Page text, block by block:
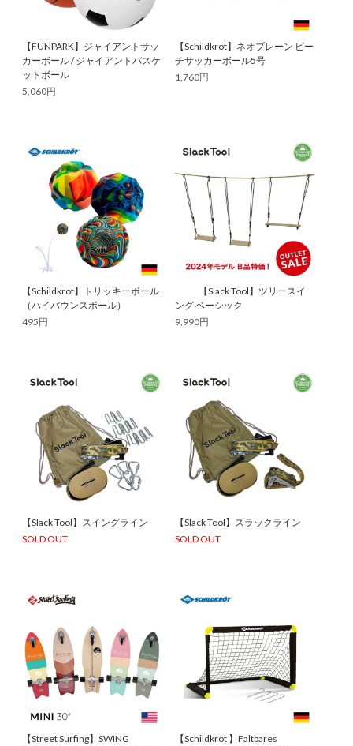
【FUNPARK】ジャイアントサッ
カーボール / ジャイアントバスケ
ットボール
5,060円
【Schildkrot】ネオプレーン ビー
チサッカーボール5号
1,760円
【Schildkrot】トリッキーボール
（ハイバウンスボール）
495円
【Slack Tool】ツリースイ
ング ベーシック
9,990円
【Slack Tool】スイングライン
SOLD OUT
【Slack Tool】スラックライン
SOLD OUT
【Street Surfing】SWING
【Schildkrot 】Faltbares